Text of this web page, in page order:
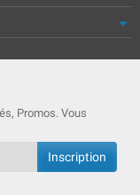
Promos. Vous